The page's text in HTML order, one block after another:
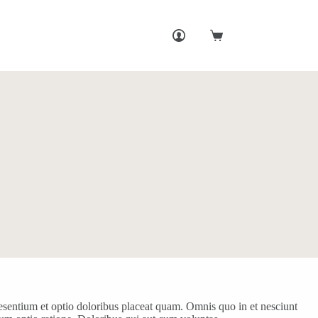
Shopping
et optio doloribus placeat quam. Omnis quo in et nesciunt